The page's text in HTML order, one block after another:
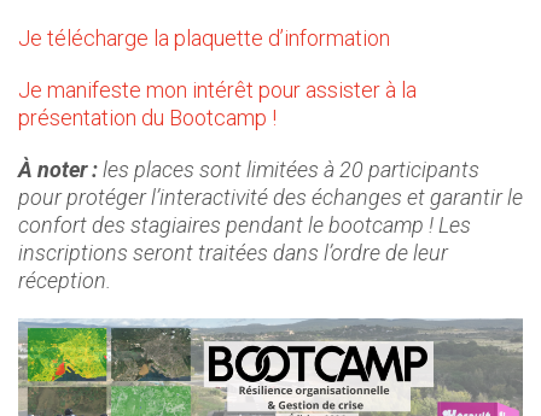
Je télécharge la plaquette d’information
Je manifeste mon intérêt pour assister à la
présentation du Bootcamp !
À noter :les places sont limitées à 20 participants
pour protéger l’interactivité des échanges et garantir le
confort des stagiaires pendant le bootcamp ! Les
inscriptions seront traitées dans l’ordre de leur
réception.